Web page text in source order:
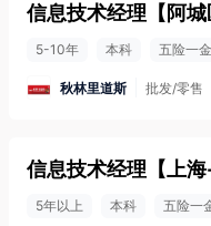
信息技术经理 【 阿
5-10年 本科 五险一金
秋林里道斯 批发/零售
信息技术经理 【 上
5年以上 本科 五险一